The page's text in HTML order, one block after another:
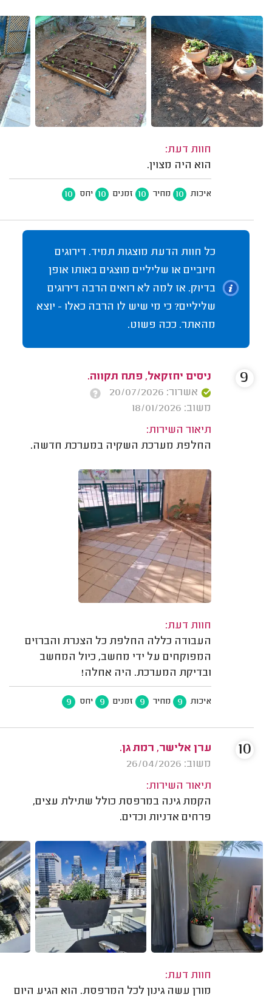
חוות דעת:
הוא היה מצוין.
איכות 10 מחיר 10 זמנים 10 יחס 10
כל חוות הדעת מוצגות תמיד. דירוגים
חיוביים או שליליים מוצגים באותו אופן
בדיוק. אז למה לא רואים הרבה דירוגים
שליליים? כי מי שיש לו הרבה כאלו - יוצא
מהאתר. ככה פשוט.
ניסים יחזקאל, פתח תקווה.
אשרור: 20/07/2026
משוב: 18/01/2026
תיאור השירות:
החלפת מערכת השקיה במערכת חדשה.
חוות דעת:
העבודה כללה החלפת כל הצנרת והברזים
המפוקחים על ידי מחשב, כיול המחשב
ובדיקת המערכת. היה אחלה!
איכות 9 מחיר 9 זמנים 9 יחס 9
9
ערן אלישר, רמת גן.
משוב: 26/04/2026
תיאור השירות:
הקמת גינה במרפסת כולל שתילת עצים,
פרחים אדניות וכדים.
חוות דעת:
מורן עשה גינון לכל המרפסת. הוא הגיע היום
10